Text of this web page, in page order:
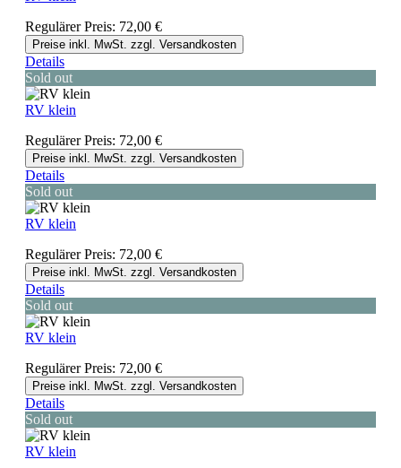
Regulärer Preis: 72,00 €
Preise inkl. MwSt. zzgl. Versandkosten
Details
Sold out
RV klein
Regulärer Preis: 72,00 €
Preise inkl. MwSt. zzgl. Versandkosten
Details
Sold out
RV klein
Regulärer Preis: 72,00 €
Preise inkl. MwSt. zzgl. Versandkosten
Details
Sold out
RV klein
Regulärer Preis: 72,00 €
Preise inkl. MwSt. zzgl. Versandkosten
Details
Sold out
RV klein